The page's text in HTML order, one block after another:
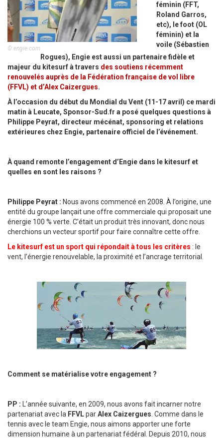
© engie.com
féminin (FFT,
Roland Garros,
etc), le foot (OL
féminin) et la
voile (Sébastien
Rogues), Engie est aussi un partenaire fidèle et
majeur du kitesurf à travers des soutiens récemment
renouvelés auprès de la Fédération française de vol libre
(FFVL) et d’Alex Caizergues.
À l’occasion du début du Mondial du Vent (11-17 avril) ce mardi
matin à Leucate, Sponsor-Sud.fr a posé quelques questions à
Philippe Peyrat, directeur mécénat, sponsoring et relations
extérieures chez Engie, partenaire officiel de l’événement.
À quand remonte l’engagement d’Engie dans le kitesurf et
quelles en sont les raisons ?
Philippe Peyrat : Nous avons commencé en 2008. À l’origine, une
entité du groupe lançait une offre commerciale qui proposait une
énergie 100 % verte. C’était un produit très innovant, donc nous
cherchions un vecteur sportif pour faire connaître cette offre.
Le kitesurf est un sport qui répondait à tous les critères : le
vent, l’énergie renouvelable, la proximité et l’ancrage territorial.
Comment se matérialise votre engagement ?
PP :
L’année suivante, en 2009, nous avons fait incarner notre
partenariat avec la FFVLparAlex Caizergues . Comme dans le
tennis avec le team Engie, nous aimons apporter une forte
dimension humaine à un partenariat fédéral. Depuis 2010, nous